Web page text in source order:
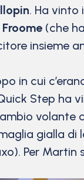
. Ha vinto
(che
insieme
in cui
Step ha
volante
gialla di
Per Martin